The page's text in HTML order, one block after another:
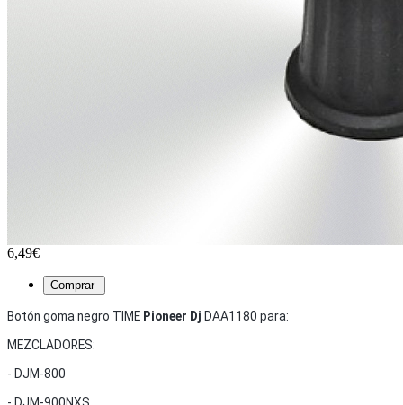
6,49€
Botón goma negro TIME Pioneer Dj DAA1180 para:
MEZCLADORES:
- DJM-800